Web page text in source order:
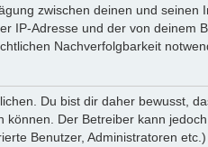
zwischen deinen und seinen
IP-Adresse und der von deinem
Nachverfolgbarkeit
Du bist dir daher bewusst,
Der Betreiber kann
Benutzer, Administratoren